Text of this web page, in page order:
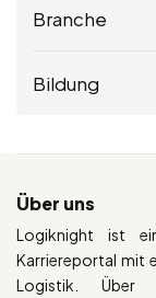
Branche
Bildung
Über uns
Logiknight ist
Karriereportal mit
Logistik. Über